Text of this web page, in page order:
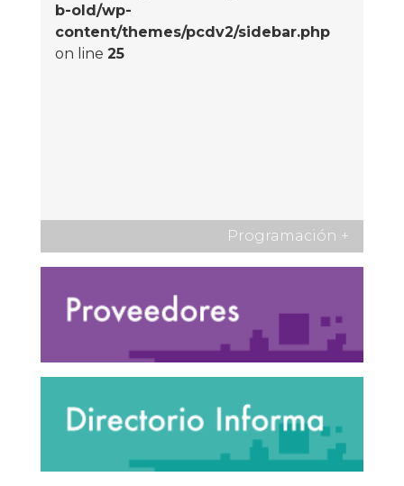
b-old/wp-
content/themes/pcdv2/sidebar.php
on line 25
Programación +